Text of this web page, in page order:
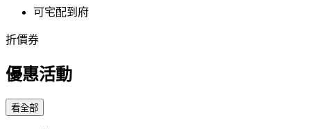
可宅配到府
折價券
優惠活動
看全部